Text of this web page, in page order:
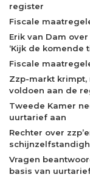
register
Fiscale
Erik van Dam
‘Kijk de komende
Fiscale
Zzp-markt
voldoen aan de
Tweede Kamer
uurtarief aan
Rechter over
Vragen
basis van